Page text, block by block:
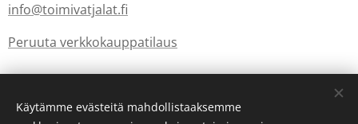
info@toimivatjalat.fi
Peruuta verkkokauppatilaus
Käytämme evästeitä mahdollistaaksemme